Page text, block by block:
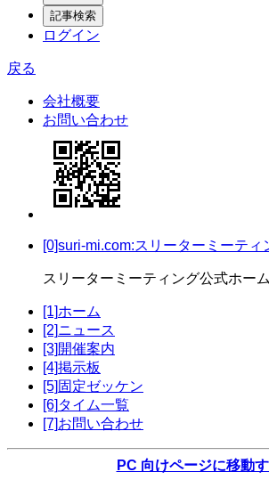
ログイン
戻る
会社概要
お問い合わせ
[0]suri-mi.com:スリーターミーティ
スリーターミーティング公式ホー
[1]ホーム
[2]ニュース
[3] 開催案内
[4]掲示板
[5] 固定ゼッケン
[6] タイム一覧
[7]お問い合わせ
PC 向けページに移動